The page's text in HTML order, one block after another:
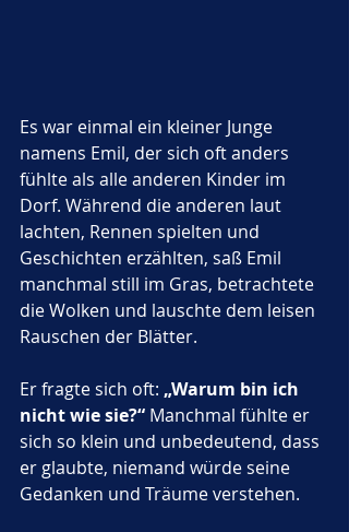
Es war einmal ein kleiner Junge
namens Emil, der sich oft anders
fühlte als alle anderen Kinder im
Dorf. Während die anderen laut
lachten, Rennen spielten und
Geschichten erzählten, saß Emil
manchmal still im Gras, betrachtete
die Wolken und lauschte dem leisen
Rauschen der Blätter.
Er fragte sich oft: „Warum bin ich
nicht wie sie?“ Manchmal fühlte er
sich so klein und unbedeutend, dass
er glaubte, niemand würde seine
Gedanken und Träume verstehen.